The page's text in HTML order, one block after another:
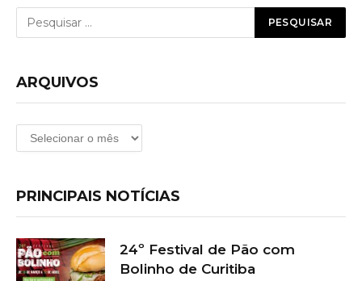
ARQUIVOS
Arquivos
PRINCIPAIS NOTÍCIAS
24º Festival de Pão com
Bolinho de Curitiba